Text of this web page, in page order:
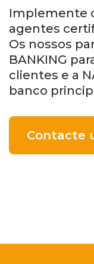
Implemente
agentes
Os nossos
BANKING
clientes e a
banco
Contacte